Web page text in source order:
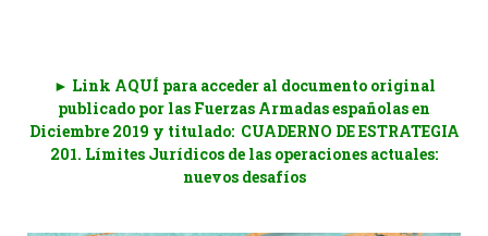
► Link AQUÍ para acceder al documento original
publicado por las Fuerzas Armadas españolas en
Diciembre 2019 y titulado: CUADERNO DE ESTRATEGIA
201. Límites Jurídicos de las operaciones actuales:
nuevos desafíos